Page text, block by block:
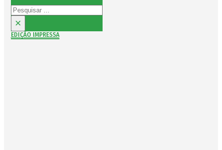
Pesquisar
×
EDIÇÃO IMPRESSA